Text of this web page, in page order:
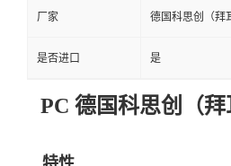
厂家 德国科思创（拜
是否进口 是
PC 德国科思创（拜